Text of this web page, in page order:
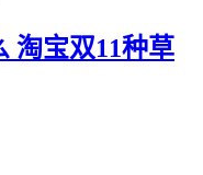
淘宝双11种草